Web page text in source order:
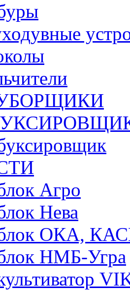
Агро
Нева
ОКА,
НМБ-Угра